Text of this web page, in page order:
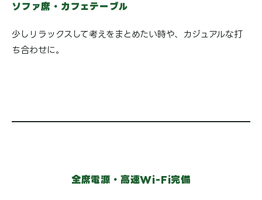
ソファ席・カフェテーブル
少しリラックスして考えをまとめたい時や、カジュアルな打
ち合わせに。
全席電源・高速Wi-Fi完備